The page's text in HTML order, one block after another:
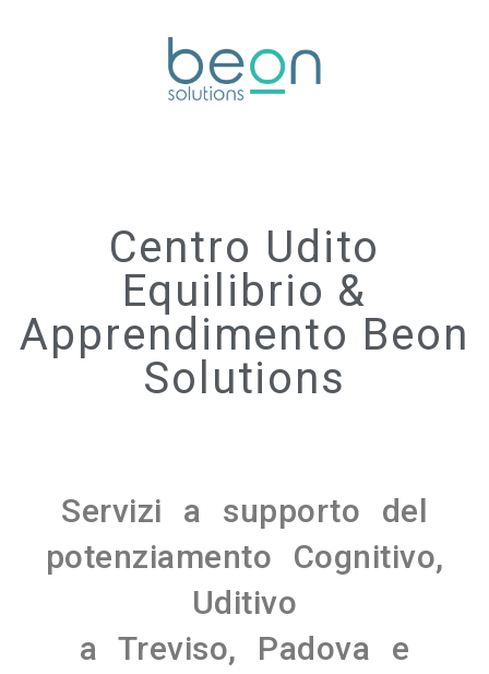
Centro Udito
Equilibrio &
Apprendimento Beon
Solutions
Servizi a supporto del
potenziamento Cognitivo,
Uditivo
a Treviso, Padova e